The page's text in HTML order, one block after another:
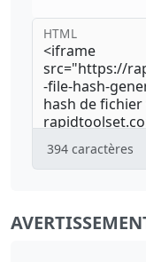
HTML
394 caractères